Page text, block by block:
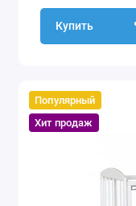
Купить
Популярный
Хит продаж